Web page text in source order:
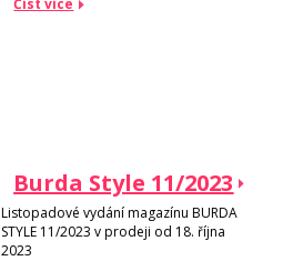
Číst více
Burda Style 11/2023
Listopadové vydání magazínu BURDA
STYLE 11/2023 v prodeji od 18. října
2023